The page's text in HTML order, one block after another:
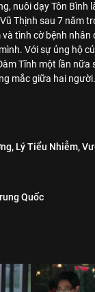
nuôi dạy Tôn Bình
Thịnh sau 7 năm
tình cờ bệnh nhân
Với sự ủng hộ
Tĩnh một lần nữa
mắc giữa hai người.
Lý Tiểu Nhiễm,
Quốc